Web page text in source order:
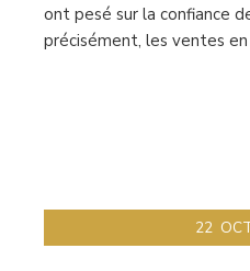
ont pesé sur la confiance
précisément, les ventes
22